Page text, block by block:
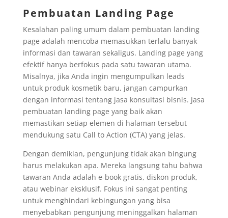
Pembuatan Landing Page
Kesalahan paling umum dalam pembuatan landing
page adalah mencoba memasukkan terlalu banyak
informasi dan tawaran sekaligus. Landing page yang
efektif hanya berfokus pada satu tawaran utama.
Misalnya, jika Anda ingin mengumpulkan leads
untuk produk kosmetik baru, jangan campurkan
dengan informasi tentang jasa konsultasi bisnis. Jasa
pembuatan landing page yang baik akan
memastikan setiap elemen di halaman tersebut
mendukung satu Call to Action (CTA) yang jelas.
Dengan demikian, pengunjung tidak akan bingung
harus melakukan apa. Mereka langsung tahu bahwa
tawaran Anda adalah e-book gratis, diskon produk,
atau webinar eksklusif. Fokus ini sangat penting
untuk menghindari kebingungan yang bisa
menyebabkan pengunjung meninggalkan halaman